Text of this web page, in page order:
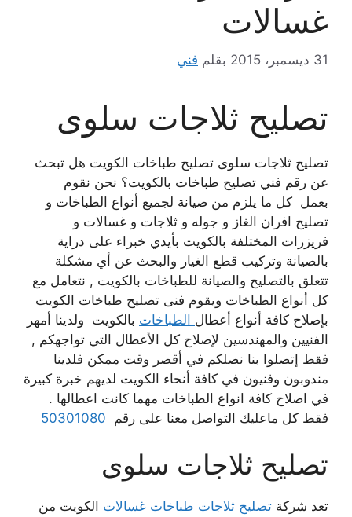
غسالات
31 ديسمبر، 2015 بقلم فني
تصليح ثلاجات سلوى
تصليح ثلاجات سلوى تصليح طباخات الكويت هل تبحث
عن رقم فني تصليح طباخات بالكويت؟ نحن نقوم
بعمل كل ما يلزم من صيانة لجميع أنواع الطباخات و
تصليح افران الغاز و جوله و ثلاجات و غسالات و
فريزرات المختلفة بالكويت بأيدي خبراء على دراية
بالصيانة وتركيب قطع الغيار والبحث عن أي مشكلة
تتعلق بالتصليح والصيانة للطباخات بالكويت , نتعامل مع
كل أنواع الطباخات ويقوم فنى تصليح طباخات الكويت
بإصلاح كافة أنواع أعطال الطباخات بالكويت ولدينا أمهر
الفنيين والمهندسين لإصلاح كل الأعطال التي تواجهكم ,
فقط إتصلوا بنا نصلكم في أقصر وقت ممكن فلدينا
مندوبون وفنيون في كافة أنحاء الكويت لديهم خبرة كبيرة
في اصلاح كافة انواع الطباخات مهما كانت اعطالها .
فقط كل ماعليك التواصل معنا على رقم 50301080
تصليح ثلاجات سلوى
تعد شركة تصليح ثلاجات طباخات غسالات الكويت من